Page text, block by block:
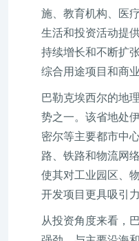
施、教育机构、医
生活和投资活动提
持续增长和不断扩
综合用途项目和商
巴勒克埃西尔的地
势之一。该省地处
密尔等主要都市中
路、铁路和物流网
使其对工业园区、
开发项目更具吸引力
从投资角度来看，